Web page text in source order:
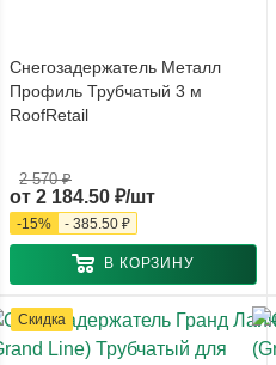
Снегозадержатель Металл
Профиль Трубчатый 3 м
RoofRetail
от 2 184.50 ₽/шт
2 570 ₽
-15% - 385.50 ₽
В КОРЗИНУ
Скидка